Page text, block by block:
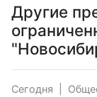
Другие
Сегодня